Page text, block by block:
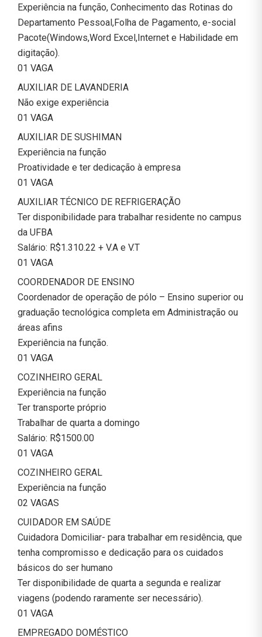
Experiência na função, Conhecimento das Rotinas do
Departamento Pessoal,Folha de Pagamento, e-social
Pacote(Windows,Word Excel,Internet e Habilidade em
digitação).
01 VAGA
AUXILIAR DE LAVANDERIA
Não exige experiência
01 VAGA
AUXILIAR DE SUSHIMAN
Experiência na função
Proatividade e ter dedicação à empresa
01 VAGA
AUXILIAR TÉCNICO DE REFRIGERAÇÃO
Ter disponibilidade para trabalhar residente no campus
da UFBA
Salário: R$1.310.22 + V.A e V.T
01 VAGA
COORDENADOR DE ENSINO
Coordenador de operação de pólo – Ensino superior ou
graduação tecnológica completa em Administração ou
áreas afins
Experiência na função.
01 VAGA
COZINHEIRO GERAL
Experiência na função
Ter transporte próprio
Trabalhar de quarta a domingo
Salário: R$1500.00
01 VAGA
COZINHEIRO GERAL
Experiência na função
02 VAGAS
CUIDADOR EM SAÚDE
Cuidadora Domiciliar- para trabalhar em residência, que
tenha compromisso e dedicação para os cuidados
básicos do ser humano
Ter disponibilidade de quarta a segunda e realizar
viagens (podendo raramente ser necessário).
01 VAGA
EMPREGADO DOMÉSTICO